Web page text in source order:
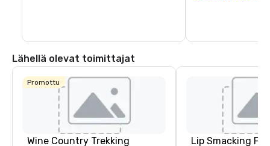
Lähellä olevat toimittajat
Promottu
Wine Country Trekking Lip Smacking